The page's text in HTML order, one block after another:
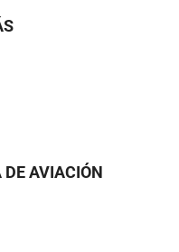
AVIACIÓN